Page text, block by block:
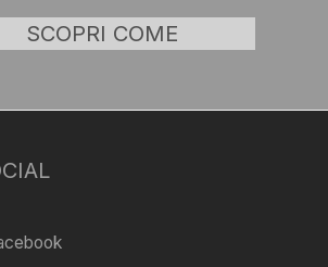
SCOPRI COME